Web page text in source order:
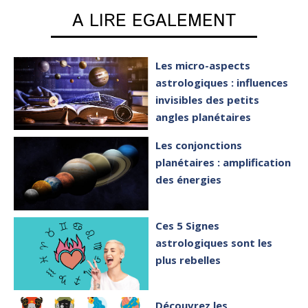
A LIRE EGALEMENT
Les micro-aspects
astrologiques : influences
invisibles des petits
angles planétaires
Les conjonctions
planétaires : amplification
des énergies
Ces 5 Signes
astrologiques sont les
plus rebelles